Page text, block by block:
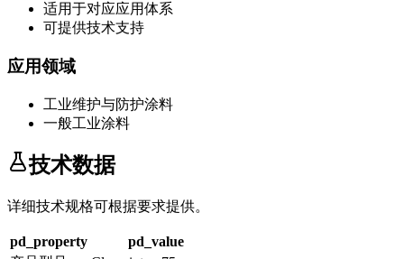
适用于对应应用体系
可提供技术支持
应用领域
工业维护与防护涂料
一般工业涂料
技术数据
详细技术规格可根据要求提供。
pd_property
pd_value